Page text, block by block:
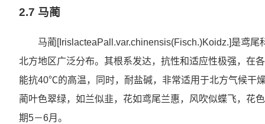
2.7 马蔺
马蔺[IrislacteaPall.var.chinensis(Fisch.)Koidz.]是鸢
北方地区广泛分布。其根系发达，抗性和适应性极强，在
能抗40℃的高温，同时，耐盐碱，非常适用于北方气候干
蔺叶色翠绿，如兰似韭，花如鸢尾兰惠，风吹似蝶飞，花
期5－6月。